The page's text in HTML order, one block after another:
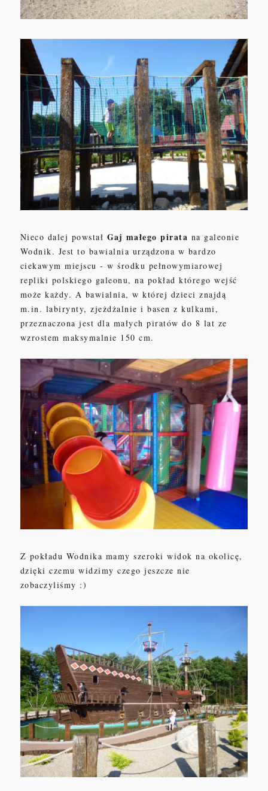
Nieco dalej powstał Gaj małego pirata na galeonie
Wodnik. Jestto bawialnia urządzona w bardzo
ciekawym miejscu - w środku pełnowymiarowej
repliki polskiego galeonu, na pokład którego wejść
może każdy. A bawialnia, w której dzieci znajdą
m.in. labirynty, zjeżdżalnie i basen z kulkami,
przeznaczona jest dla małych piratów do 8 lat ze
wzrostem maksymalnie 150 cm.
Z pokładu Wodnika mamy szeroki widok na okolicę,
dzięki czemu widzimy czego jeszcze nie
zobaczyliśmy :)